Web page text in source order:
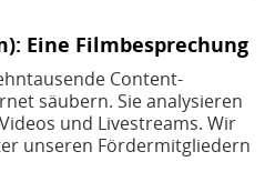
Eine Filmbesprechung
Content-
säubern. Sie analysieren
und Livestreams. Wir
unseren Fördermitgliedern